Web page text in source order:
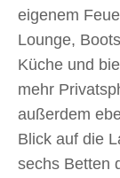
eigenem
Lounge,
Küche und
mehr
außerdem
Blick auf die
sechs Betten